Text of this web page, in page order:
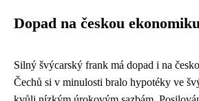
Dopad na českou
Silný švýcarský frank má dopad i na
Čechů si v minulosti bralo hypotéky ve